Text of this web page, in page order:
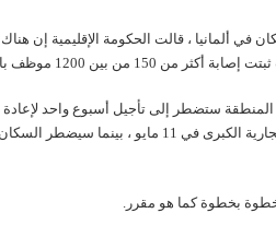
في ألمانيا ، قالت الحكومة الإقليمية إن هناك
بين 1200 موظف بالفيروس.
ستضطر إلى تأجيل أسبوع واحد لإعادة
والمواقع السياحية و صالات اللياقة البدنية والمحلات التجارية الكبرى في
خطوة بخطوة كما هو مقرر.